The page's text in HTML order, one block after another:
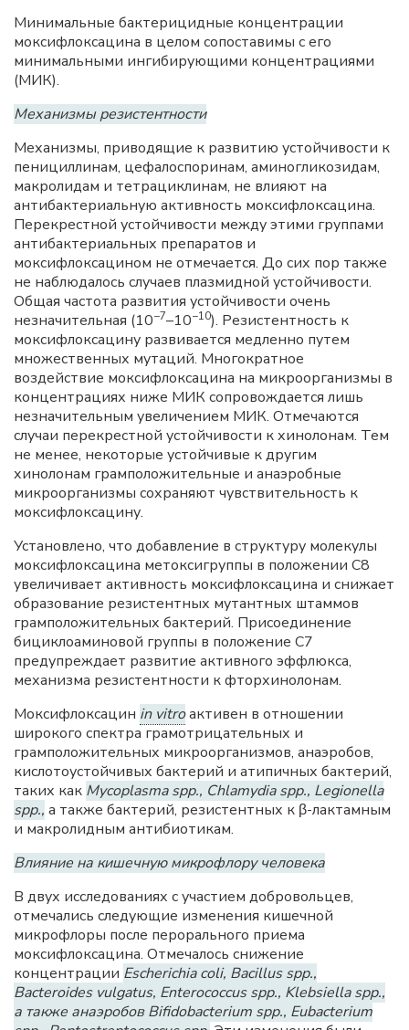
Минимальные бактерицидные концентрации
моксифлоксацина в целом сопоставимы с его
минимальными ингибирующими концентрациями
(МИК).
Механизмы резистентности
Механизмы, приводящие к развитию устойчивости к
пенициллинам, цефалоспоринам, аминогликозидам,
макролидам и тетрациклинам, не влияют на
антибактериальную активность моксифлоксацина.
Перекрестной устойчивости между этими группами
антибактериальных препаратов и
моксифлоксацином не отмечается. До сих пор также
не наблюдалось случаев плазмидной устойчивости.
Общая частота развития устойчивости очень
незначительная (10−7–10−10). Резистентность к
моксифлоксацину развивается медленно путем
множественных мутаций. Многократное
воздействие моксифлоксацина на микроорганизмы в
концентрациях ниже МИК сопровождается лишь
незначительным увеличением МИК. Отмечаются
случаи перекрестной устойчивости к хинолонам. Тем
не менее, некоторые устойчивые к другим
хинолонам грамположительные и анаэробные
микроорганизмы сохраняют чувствительность к
моксифлоксацину.
Установлено, что добавление в структуру молекулы
моксифлоксацина метоксигруппы в положении С8
увеличивает активность моксифлоксацина и снижает
образование резистентных мутантных штаммов
грамположительных бактерий. Присоединение
бициклоаминовой группы в положение С7
предупреждает развитие активного эффлюкса,
механизма резистентности к фторхинолонам.
Моксифлоксацин in vitroактивен в отношении
широкого спектра грамотрицательных и
грамположительных микроорганизмов, анаэробов,
кислотоустойчивых бактерий и атипичных бактерий,
таких как Mycoplasma spp., Chlamydia spp., Legionella
spp., а также бактерий, резистентных к β-лактамным
и макролидным антибиотикам.
Влияние на кишечную микрофлору человека
В двух исследованиях с участием добровольцев,
отмечались следующие изменения кишечной
микрофлоры после перорального приема
моксифлоксацина. Отмечалось снижение
концентрации Escherichia coli, Bacillus spp.,
Bacteroides vulgatus, Enterococcus spp., Klebsiella spp.,
а также анаэробов Bifidobacterium spp., Eubacterium